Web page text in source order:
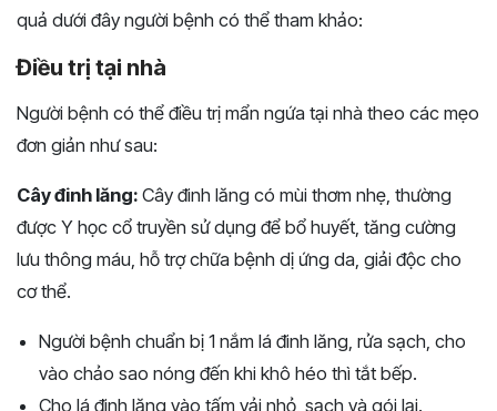
quả dưới đây người bệnh có thể tham khảo:
Điều trị tại nhà
Người bệnh có thể điều trị mẩn ngứa tại nhà theo các mẹo
đơn giản như sau:
Cây đinh lăng: Cây đinh lăng có mùi thơm nhẹ, thường
được Y học cổ truyền sử dụng để bổ huyết, tăng cường
lưu thông máu, hỗ trợ chữa bệnh dị ứng da, giải độc cho
cơ thể.
Người bệnh chuẩn bị 1 nắm lá đinh lăng, rửa sạch, cho
vào chảo sao nóng đến khi khô héo thì tắt bếp.
Cho lá đinh lăng vào tấm vải nhỏ, sạch và gói lại.